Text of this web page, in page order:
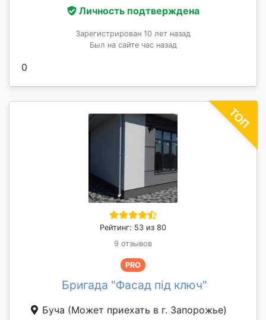
Личность подтверждена
Зарегистрирован 10 лет назад
Был на сайте час назад
0
Рейтинг: 53 из 80
9 отзывов
PRO
Бригада "Фасад під ключ"
Буча (Может приехать в г. Запорожье)